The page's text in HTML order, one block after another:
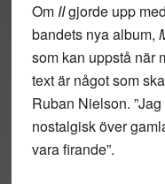
Om IIgjorde upp
bandets nya album,
som kan uppstå när
text är något som
Ruban Nielson.
nostalgisk över
vara firande”.